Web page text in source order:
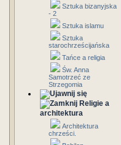
Sztuka bizanyjska
- 2
Sztuka islamu
Sztuka
starochrześcijańska
Tańce a religia
Św. Anna
Samotrzeć ze
Strzegomia
Religie a
architektura
Architektura
chrześci.